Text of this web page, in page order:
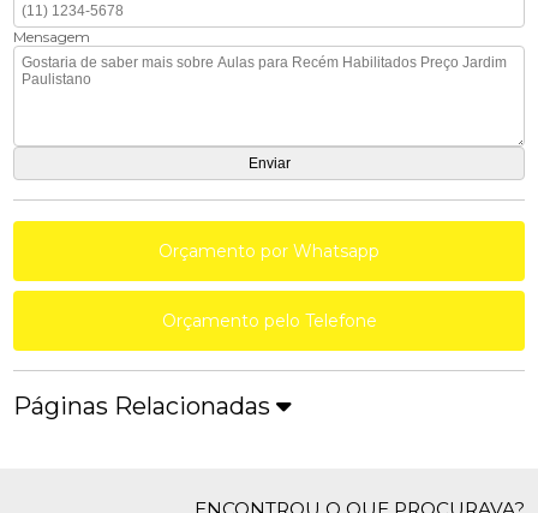
Mensagem
Orçamento por Whatsapp
Orçamento pelo Telefone
Páginas Relacionadas